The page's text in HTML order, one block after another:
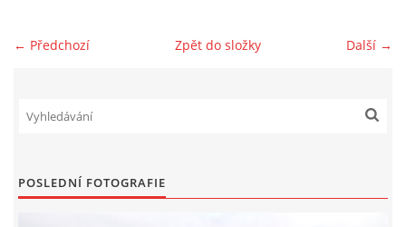
← Předchozí Další →
Zpět do složky
POSLEDNÍ FOTOGRAFIE